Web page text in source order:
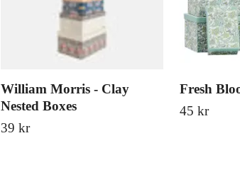
William Morris - Clay
Nested Boxes
39 kr
Fresh
45 kr